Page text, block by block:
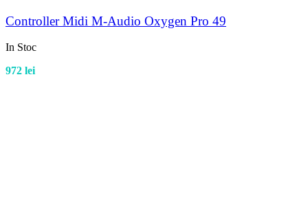
Controller Midi M-Audio Oxygen Pro 49
In Stoc
972 lei